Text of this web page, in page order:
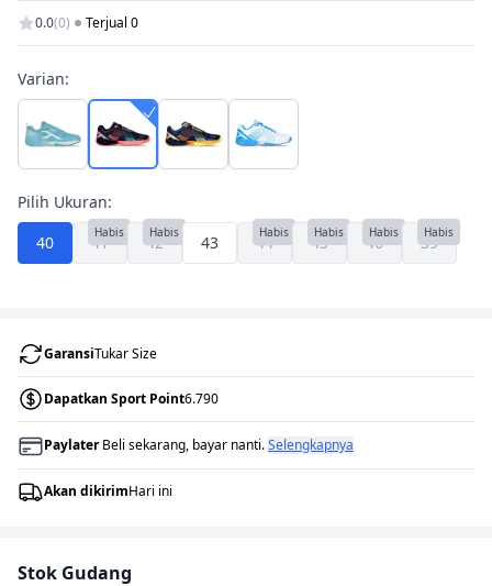
0.0(0) Terjual 0
Varian:
Pilih Ukuran:
40
41
Habis 42
Habis 43 44
Habis 45
Habis 46
Habis 39
Habis
GaransiTukar Size
Dapatkan Sport Point6.790
PaylaterBeli sekarang, bayar nanti.Selengkapnya
Akan dikirimHari ini
Stok Gudang